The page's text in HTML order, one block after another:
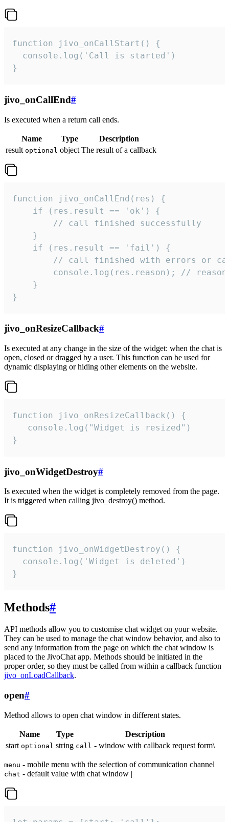
function jivo_onCallStart() {
  console.log('Call is started')
}
jivo_onCallEnd#
Is executed when a return call ends.
Name Type
Description
result optional object The result of a callback
function jivo_onCallEnd(res) {
    if (res.result == 'ok') {
        // call finished successfully
    }
    if (res.result == 'fail') {
// call finished with errors or
console.log(res.reason); //
    }
}
jivo_onResizeCallback#
Is executed at any change in the size of the widget: when the chat is
open, closed or dragged by a user. This function can be used for
dynamic displaying or hiding other elements on the website.
function jivo_onResizeCallback() {
   console.log("Widget is resized")
}
jivo_onWidgetDestroy#
Is executed when the widget is completely removed from the page.
It is triggered when calling jivo_destroy() method.
function jivo_onWidgetDestroy() {
  console.log('Widget is deleted')
}
Methods#
API methods allow you to customise chat widget on your website.
They can be used to manage the chat window behavior, and also to
send any information from the page on which the chat window is
placed to the JivoChat app. Methods should be initiated in the
proper order, so they must be called from within a callback function
jivo_onLoadCallback.
open#
Method allows to open chat window in different states.
Name Type
Description
start optional string call - window with callback request form\
menu - mobile menu with the selection of communication channel
chat - default value with chat window |